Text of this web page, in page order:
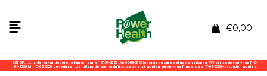
€0,00
LET OP: i.v.m. de vakantieperiode kunnen vanaf 27-07-2026 t/m 06-08-2026 leveringen onregelmatig verlopen. Wij zijn gesloten vanaf 10-
08-2026 t/m 13-08-2026. Leveringen die tijdens de zomersluiting geplaatst worden zullen vanaf maandag 17-08-2026 verzonden worden!